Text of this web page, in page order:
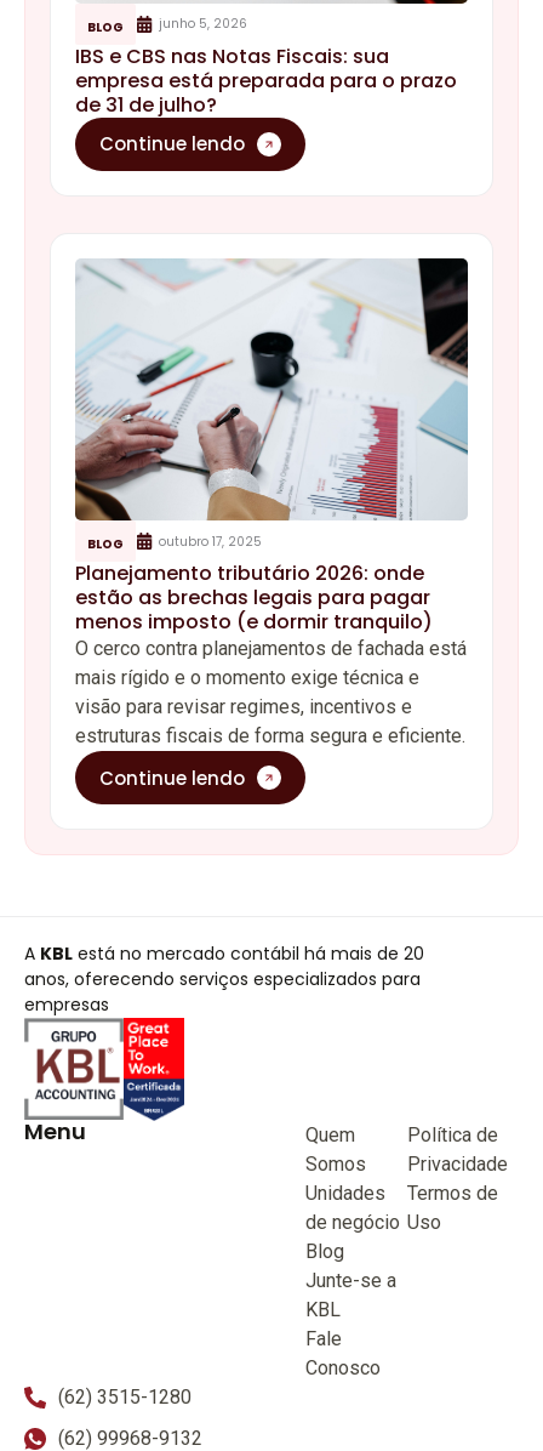
BLOG junho 5, 2026
IBS e CBS nas Notas Fiscais: sua
empresa está preparada para o prazo
de 31 de julho?
Continue lendo
BLOG outubro 17, 2025
Planejamento tributário 2026: onde
estão as brechas legais para pagar
menos imposto (e dormir tranquilo)
O cerco contra planejamentos de fachada está
mais rígido e o momento exige técnica e
visão para revisar regimes, incentivos e
estruturas fiscais de forma segura e eficiente.
Continue lendo
A KBL está no mercado contábil há mais de 20
anos, oferecendo serviços especializados para
empresas
Menu
Quem
Somos
Unidades
de negócio
Blog
Junte-se a
KBL
Fale
Conosco
Política de
Privacidade
Termos de
Uso
(62) 3515-1280
(62) 99968-9132